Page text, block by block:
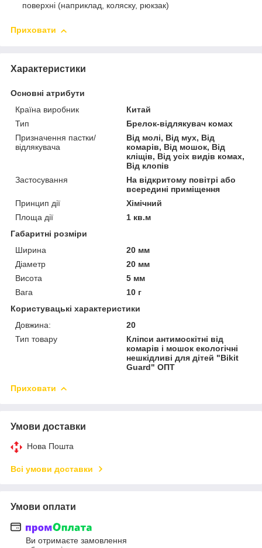
поверхні (наприклад, коляску, рюкзак)
Приховати
Характеристики
Основні атрибути
Країна виробник
Китай
Тип
Брелок-відлякувач комах
Призначення пастки/
відлякувача
Від молі, Від мух, Від
комарів, Від мошок, Від
кліщів, Від усіх видів комах,
Від клопів
Застосування
На відкритому повітрі або
всередині приміщення
Принцип дії
Хімічний
Площа дії
1 кв.м
Габаритні розміри
Ширина
20 мм
Діаметр
20 мм
Висота
5 мм
Вага
10 г
Користувацькі характеристики
Довжина:
20
Тип товару
Кліпси антимоскітні від
комарів і мошок екологічні
нешкідливі для дітей "Bikit
Guard" ОПТ
Приховати
Умови доставки
Нова Пошта
Всі умови доставки
Умови оплати
Ви отримаєте замовлення